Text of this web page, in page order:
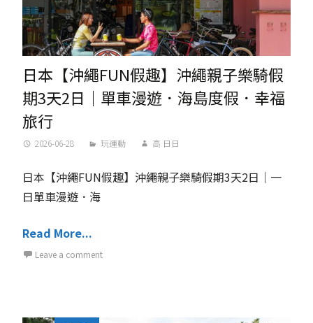
日本【沖繩FUN假趣】沖繩親子樂騎假
期3天2日｜單車漫遊．海島度假．幸福
旅行
2026-06-28 玩運動 高 日日
日本【沖繩FUN假趣】沖繩親子樂騎假期3天2日｜一
日單車漫遊．海
Read More...
Leave a comment